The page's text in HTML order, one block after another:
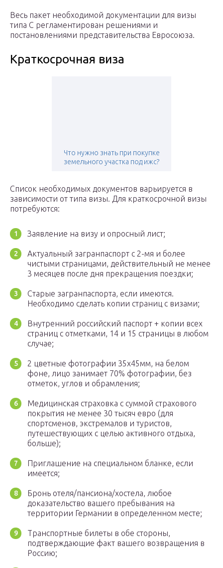
Весь пакет необходимой документации для визы
типа С регламентирован решениями и
постановлениями представительства Евросоюза.
Краткосрочная виза
Что нужно знать при покупке
земельного участка под ижс?
Список необходимых документов варьируется в
зависимости от типа визы. Для краткосрочной визы
потребуются:
Заявление на визу и опросный лист;
Актуальный загранпаспорт с 2-мя и более
чистыми страницами, действительный не менее
3 месяцев после дня прекращения поездки;
Старые загранпаспорта, если имеются.
Необходимо сделать копии страниц с визами;
Внутренний российский паспорт + копии всех
страниц с отметками, 14 и 15 страницы в любом
случае;
2 цветные фотографии 35х45мм, на белом
фоне, лицо занимает 70% фотографии, без
отметок, углов и обрамления;
Медицинская страховка с суммой страхового
покрытия не менее 30 тысяч евро (для
спортсменов, экстремалов и туристов,
путешествующих с целью активного отдыха,
больше);
Приглашение на специальном бланке, если
имеется;
Бронь отеля/пансиона/хостела, любое
доказательство вашего пребывания на
территории Германии в определенном месте;
Транспортные билеты в обе стороны,
подтверждающие факт вашего возвращения в
Россию;